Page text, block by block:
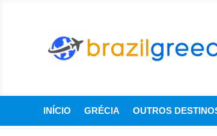
INÍCIO GRÉCIA OUTROS